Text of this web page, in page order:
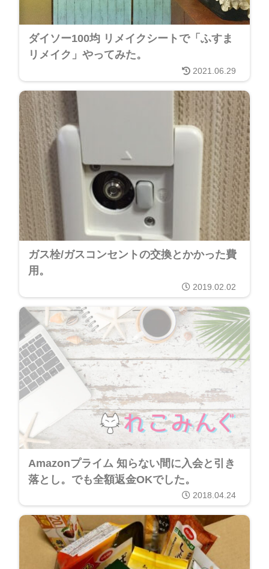
ダイソー100均 リメイクシートで「ふすま
リメイク」やってみた。
2021.06.29
ガス栓/ガスコンセントの交換とかかった費
用。
2019.02.02
Amazonプライム 知らない間に入会と引き
落とし。でも全額返金OKでした。
2018.04.24